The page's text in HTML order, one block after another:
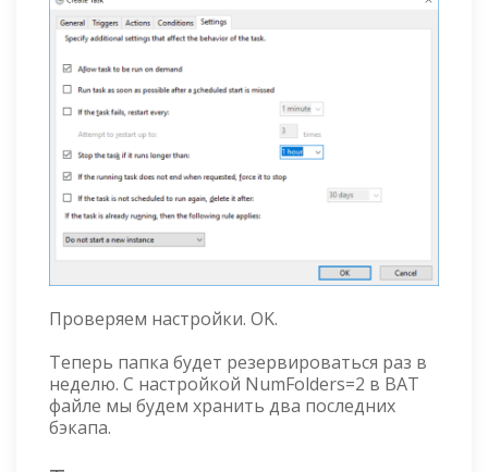
Проверяем настройки. OK.
Теперь папка будет резервироваться раз в
неделю. С настройкой NumFolders=2 в BAT
файле мы будем хранить два последних
бэкапа.